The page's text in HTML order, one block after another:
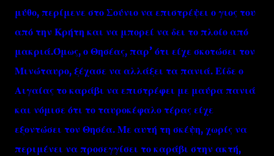
μύθο, περίμενε στο Σούνιο να επιστρέψει ο γιος του
από την Κρήτη και να μπορεί να δει το πλοίο από
μακριά.Όμως, ο Θησέας, παρ’ ότι είχε σκοτώσει τον
Μινώταυρο, ξέχασε να αλλάξει τα πανιά. Είδε ο
Αιγαίας το καράβι να επιστρέφει με μαύρα πανιά
και νόμισε ότι το ταυροκέφαλο τέρας είχε
εξοντώσει τον Θησέα. Με αυτή τη σκέψη, χωρίς να
περιμένει να προσεγγίσει το καράβι στην ακτή,